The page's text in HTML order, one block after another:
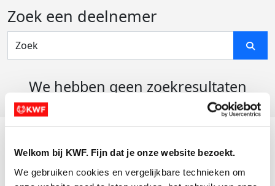
Welkom bij KWF. Fijn dat je onze website bezoekt.
We gebruiken cookies en vergelijkbare technieken om
Zoek een deelnemer
We hebben geen zoekresultaten
Actiematerialen
Evenementen